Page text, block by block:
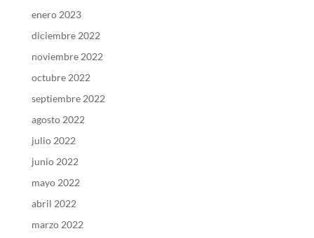
enero 2023
diciembre 2022
noviembre 2022
octubre 2022
septiembre 2022
agosto 2022
julio 2022
junio 2022
mayo 2022
abril 2022
marzo 2022